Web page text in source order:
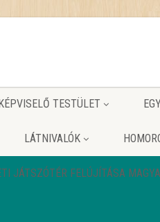
TESTÜLET
LÁTNIVALÓK
JÁTSZÓTÉR FELÚJÍTÁSA